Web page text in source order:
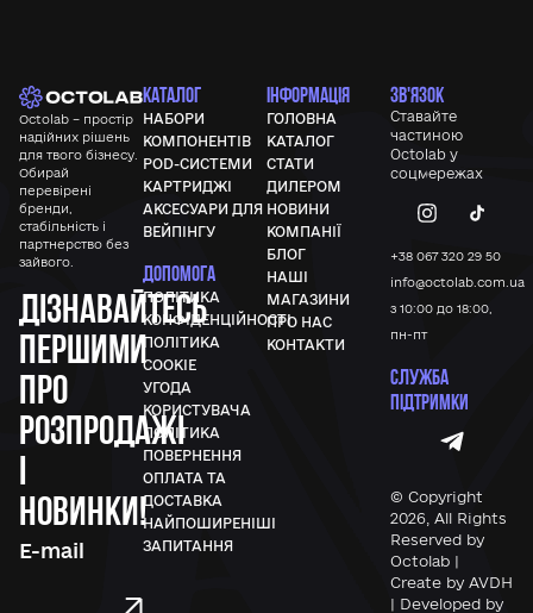
Octolab – простір
надійних рішень
для твого бізнесу.
Обирай
перевірені
бренди,
стабільність і
партнерство без
зайвого.
Дізнавайтесь
першими
про
розпродажі
і
новинки!
КАТАЛОГ
НАБОРИ
КОМПОНЕНТІВ
POD-СИСТЕМИ
КАРТРИДЖІ
АКСЕСУАРИ ДЛЯ
ВЕЙПІНГУ
ДОПОМОГА
ПОЛІТИКА
КОНФІДЕНЦІЙНОСТІ
ПОЛІТИКА
COOKIE
УГОДА
КОРИСТУВАЧА
ПОЛІТИКА
ПОВЕРНЕННЯ
ОПЛАТА ТА
ДОСТАВКА
НАЙПОШИРЕНІШІ
ЗАПИТАННЯ
ІНФОРМАЦІЯ
ГОЛОВНА
КАТАЛОГ
СТАТИ
ДИЛЕРОМ
НОВИНИ
КОМПАНІЇ
БЛОГ
НАШІ
МАГАЗИНИ
ПРО НАС
КОНТАКТИ
ЗВ'ЯЗОК
Ставайте
частиною
Octolab у
соцмережах
+38 067 320 29 50
info@octolab.com.ua
з 10:00 до 18:00,
пн-пт
СЛУЖБА
ПІДТРИМКИ
© Copyright
2026, All Rights
Reserved by
Octolab |
Create by AVDH
| Developed by